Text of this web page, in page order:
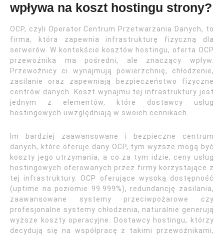
wpływa na koszt hostingu strony?
OCP, czyli Operator Centrum Przetwarzania Danych, to
firma, która zapewnia infrastrukturę fizyczną dla
serwerów. W kontekście kosztów hostingu, oferta OCP
przewoźnika ma pośredni, ale znaczący wpływ.
Przewoźnicy ci wynajmują powierzchnię, chłodzenie,
zasilanie oraz zapewniają bezpieczeństwo fizyczne
centrów danych. Koszt wynajmu tej infrastruktury jest
jednym z elementów, które dostawcy usług
hostingowych uwzględniają w swoich cennikach.
Im bardziej zaawansowane i bezpieczne centrum
danych, które oferuje dany OCP, tym wyższe mogą być
koszty jego utrzymania, a co za tym idzie, ceny usług
hostingowych oferowanych przez firmy korzystające z
tej infrastruktury. OCP oferujące wysoką dostępność
(uptime na poziomie 99.999%), redundancję zasilania,
zaawansowane systemy przeciwpożarowe czy
profesjonalne systemy chłodzenia, naturalnie generują
wyższe koszty operacyjne. Dostawcy hostingu, którzy
decydują się na współpracę z takimi przewoźnikami,